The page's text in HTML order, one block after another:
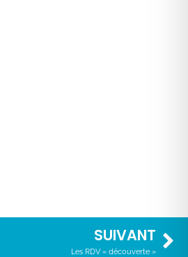
SUIVANT
Les RDV « découverte »